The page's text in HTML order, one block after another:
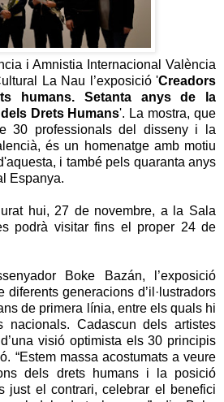
i Amnistia Internacional València
La Nau l’exposició 'Creadors
humans. Setanta anys de la
Drets Humans'. La mostra, que
30 professionals del disseny i la
és un homenatge amb motiu
i també pels quaranta anys
Espanya.
hui, 27 de novembre, a la Sala
podrà visitar fins el proper 24 de
Boke Bazán, l’exposició
generacions d’il·lustradors
de primera línia, entre els quals hi
nacionals. Cadascun dels artistes
visió optimista els 30 principis
“Estem massa acostumats a veure
dels drets humans i la posició
just el contrari, celebrar el benefici